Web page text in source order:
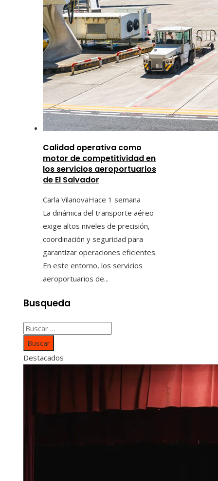
Calidad operativa como
motor de competitividad en
los servicios aeroportuarios
de El Salvador
Carla VilanovaHace 1 semana
La dinámica del transporte aéreo
exige altos niveles de precisión,
coordinación y seguridad para
garantizar operaciones eficientes.
En este entorno, los servicios
aeroportuarios de...
Busqueda
Buscar:
Destacados